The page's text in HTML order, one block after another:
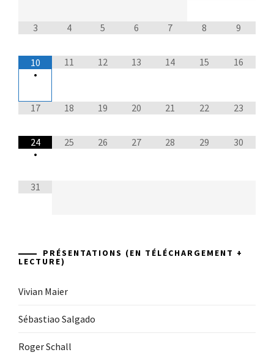
3 4 5 6 7 8 9
10
•
11 12 13 14 15 16
17 18 19 20 21 22 23
24
•
25 26 27 28 29 30
31
PRÉSENTATIONS (EN TÉLÉCHARGEMENT +
LECTURE)
Vivian Maier
Sébastiao Salgado
Roger Schall